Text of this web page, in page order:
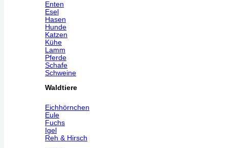
Enten
Esel
Hasen
Hunde
Katzen
Kühe
Lamm
Pferde
Schafe
Schweine
Waldtiere
Eichhörnchen
Eule
Fuchs
Igel
Reh & Hirsch